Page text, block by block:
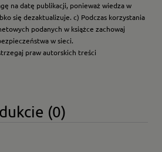
na datę publikacji, ponieważ wiedza w
się dezaktualizuje. c) Podczas korzystania
podanych w książce zachowaj
w sieci.
praw autorskich treści
(0)